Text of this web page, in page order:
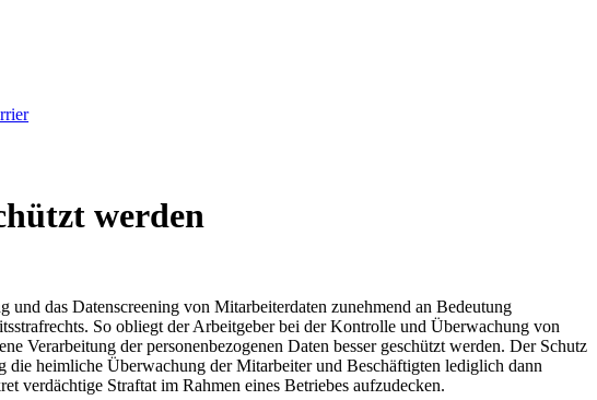
werden
das Datenscreening von Mitarbeiterdaten zunehmend an Bedeutung
So obliegt der Arbeitgeber bei der Kontrolle und Überwachung von
Verarbeitung der personenbezogenen Daten besser geschützt werden. Der Schutz
heimliche Überwachung der Mitarbeiter und Beschäftigten lediglich dann
verdächtige Straftat im Rahmen eines Betriebes aufzudecken.